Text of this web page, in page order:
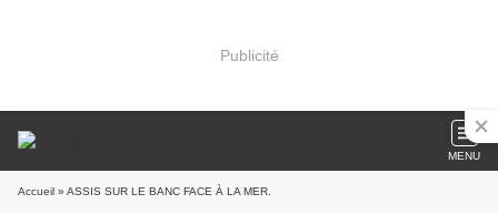
Publicité
MENU
Accueil » ASSIS SUR LE BANC FACE À LA MER.